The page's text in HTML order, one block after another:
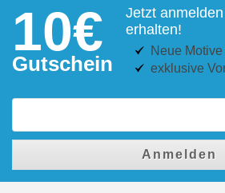
10€
Gutschein
Jetzt
erhalten!
Neue
exklusive
Anmelden